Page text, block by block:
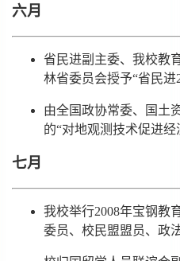
六月
省民进副主委、我校教
林省委员会授予“省民进
由全国政协常委、国土
的“对地观测技术促进
七月
我校举行2008年宝钢教
委员、校民盟盟员、政